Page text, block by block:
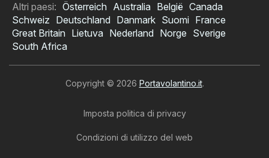
Altri paesi: Österreich Australia België Canada
Schweiz Deutschland Danmark Suomi France
Great Britain Lietuva Nederland Norge Sverige
South Africa
Copyright © 2026 Portavolantino.it.
Imposta politica di privacy
Condizioni di utilizzo del web